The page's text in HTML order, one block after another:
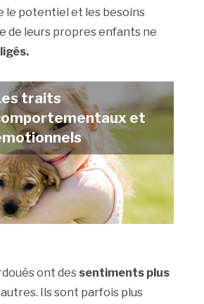
le potentiel et les besoins
de leurs propres enfants ne
traits
et
ont des sentiments plus
Ils sont parfois plus